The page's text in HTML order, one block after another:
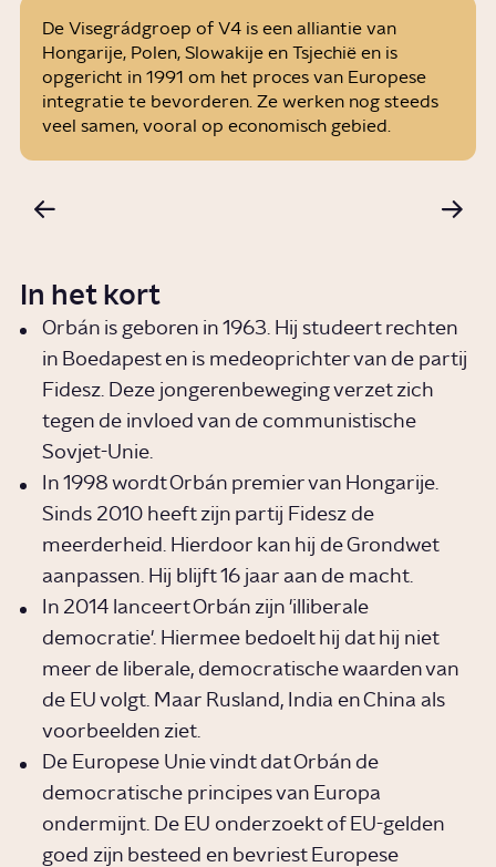
De Visegrádgroep of V4 is een alliantie van
Hongarije, Polen, Slowakije en Tsjechië en is
opgericht in 1991 om het proces van Europese
integratie te bevorderen. Ze werken nog steeds
veel samen, vooral op economisch gebied.
In het kort
Orbán is geboren in 1963. Hij studeert rechten
in Boedapest en is medeoprichter van de partij
Fidesz. Deze jongerenbeweging verzet zich
tegen de invloed van de communistische
Sovjet-Unie.
In 1998 wordt Orbán premier van Hongarije.
Sinds 2010 heeft zijn partij Fidesz de
meerderheid. Hierdoor kan hij de Grondwet
aanpassen. Hij blijft 16 jaar aan de macht.
In 2014 lanceert Orbán zijn 'illiberale
democratie'. Hiermee bedoelt hij dat hij niet
meer de liberale, democratische waarden van
de EU volgt. Maar Rusland, India en China als
voorbeelden ziet.
De Europese Unie vindt dat Orbán de
democratische principes van Europa
ondermijnt. De EU onderzoekt of EU-gelden
goed zijn besteed en bevriest Europese